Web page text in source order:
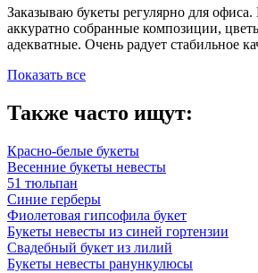
Заказываю букеты регулярно для офиса.
аккуратно собранные композиции,
адекватные. Очень радует стабильное
Показать все
Также часто ищут:
Красно-белые букеты
Весенние букеты невесты
51 тюльпан
Синие герберы
Фиолетовая гипсофила букет
Букеты невесты из синей гортензии
Свадебный букет из лилий
Букеты невесты ранункулюсы